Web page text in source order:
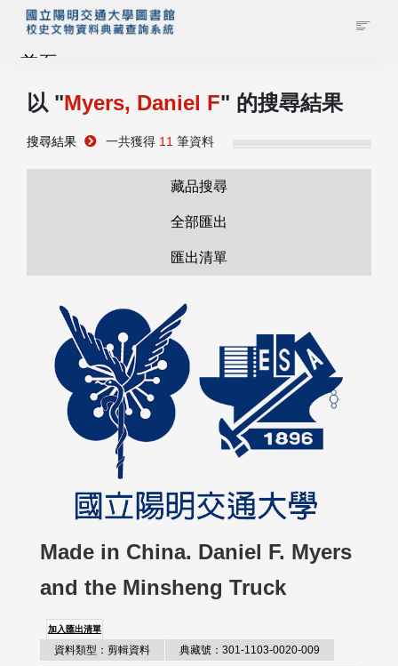
首頁
藏品查詢
管理者登入
以 "Myers, Daniel F" 的搜尋結果
搜尋結果 一共獲得 11 筆資料
藏品搜尋
全部匯出
匯出清單
Made in China. Daniel F. Myers
and the Minsheng Truck
加入匯出清單
資料類型：剪輯資料 典藏號：301-1103-0020-009